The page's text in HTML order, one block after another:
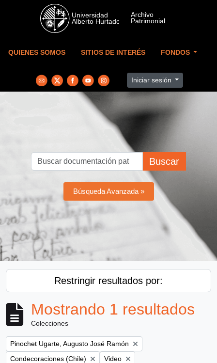
Skip to main content
QUIENES SOMOS SITIOS DE INTERÉS FONDOS
Iniciar sesión
Buscar
Búsqueda Avanzada »
Restringir resultados por:
Mostrando 1 resultados
Colecciones
Remove filter:
Pinochet Ugarte, Augusto José Ramón
Remove filter:
Condecoraciones (Chile) Remove filter:
Video